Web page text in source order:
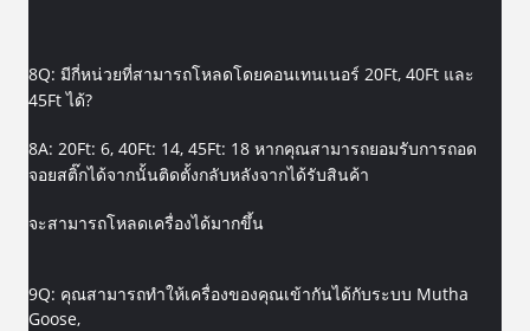
8Q: มีกี่หน่วยที่สามารถโหลดโดยคอนเทนเนอร์ 20Ft, 40Ft และ
45Ft ได้?
8A: 20Ft: 6, 40Ft: 14, 45Ft: 18 หากคุณสามารถยอมรับการถอด
จอยสติ๊กได้จากนั้นติดตั้งกลับหลังจากได้รับสินค้า
จะสามารถโหลดเครื่องได้มากขึ้น
9Q: คุณสามารถทำให้เครื่องของคุณเข้ากันได้กับระบบ Mutha
Goose,